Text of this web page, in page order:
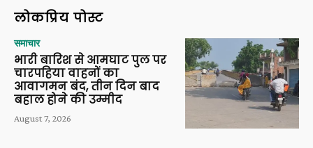
लोकप्रिय पोस्ट
समाचार
भारी बारिश से आमघाट पुल पर
चारपहिया वाहनों का
आवागमन बंद, तीन दिन बाद
बहाल होने की उम्मीद
August 7, 2026